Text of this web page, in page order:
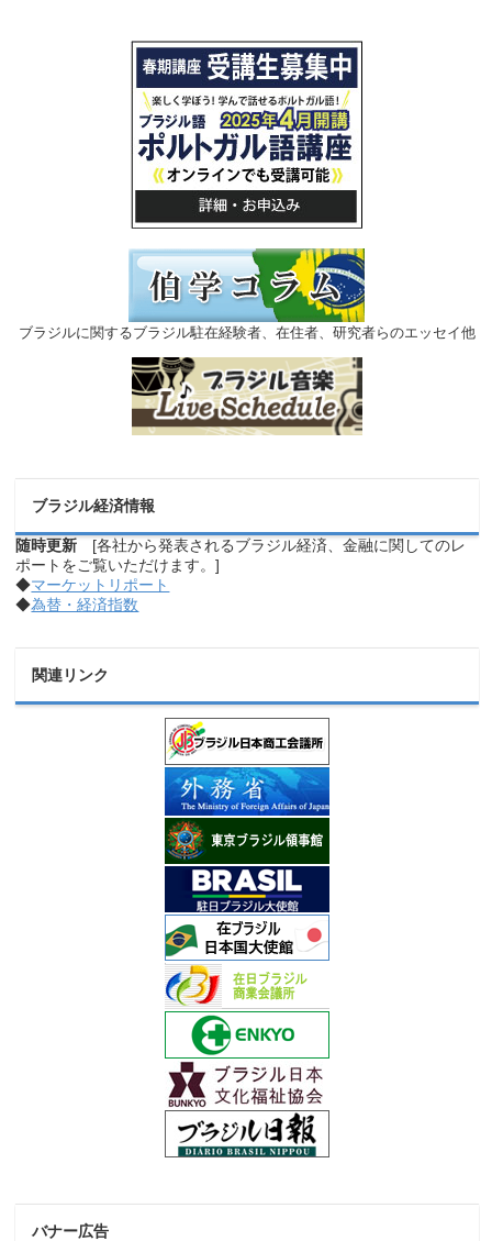
ブラジルに関するブラジル駐在経験者、在住者、研究者らのエッセイ他
ブラジル経済情報
随時更新 [各社から発表されるブラジル経済、金融に関してのレ
ポートをご覧いただけます。]
◆マーケットリポート
◆為替・経済指数
関連リンク
バナー広告